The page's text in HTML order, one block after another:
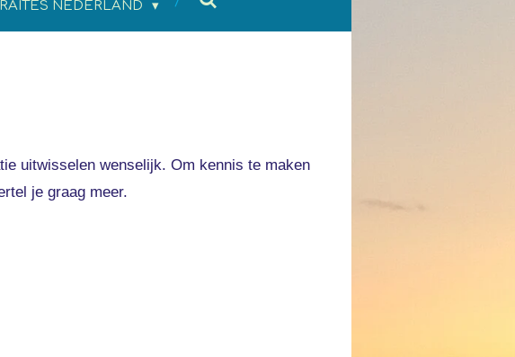
NEDERLAND
uitwisselen wenselijk. Om kennis te maken
je graag meer.